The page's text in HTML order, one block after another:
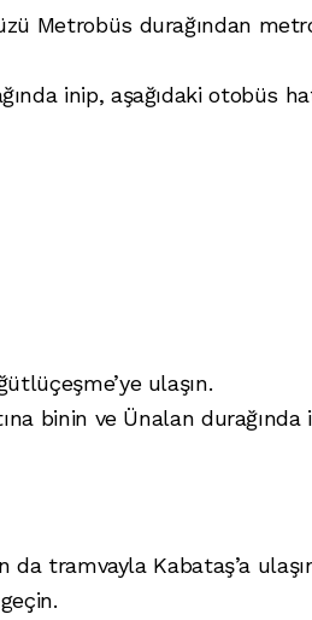
Metrobüs durağından
inip, aşağıdaki otobüs
ulaşın.
binin ve Ünalan
tramvayla Kabataş’a